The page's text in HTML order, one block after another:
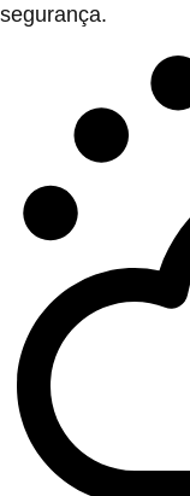
segurança.